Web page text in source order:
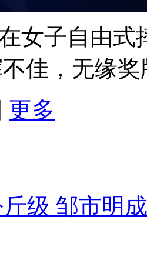
女子自由式
佳，无缘
更多
级 邹市明